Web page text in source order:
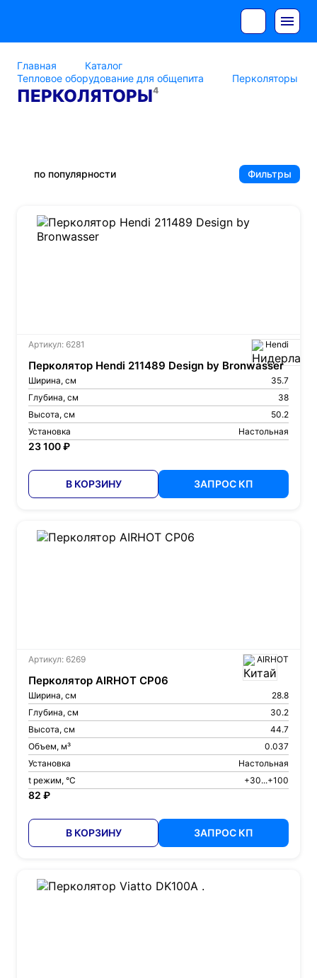
Главная
Каталог
Тепловое оборудование для общепита
Перколяторы
ПЕРКОЛЯТОРЫ4
по популярности Фильтры
Артикул: 6281 Hendi
Перколятор Hendi 211489 Design by Bronwasser
Ширина, см
35.7
Глубина, см
38
Высота, см
50.2
Установка
Настольная
23 100 ₽
В КОРЗИНУ ЗАПРОС КП
Артикул: 6269 AIRHOT
Перколятор AIRHOT CP06
Ширина, см
28.8
Глубина, см
30.2
Высота, см
44.7
Объем, м³
0.037
Установка
Настольная
t режим, °С
+30...+100
82 ₽
В КОРЗИНУ ЗАПРОС КП